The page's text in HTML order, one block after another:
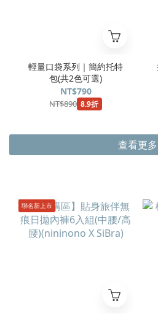
輕量口袋系列｜簡約托特
包(共2色可選)
NT$790
NT$890 8.9折
查看更多
聯名新上市